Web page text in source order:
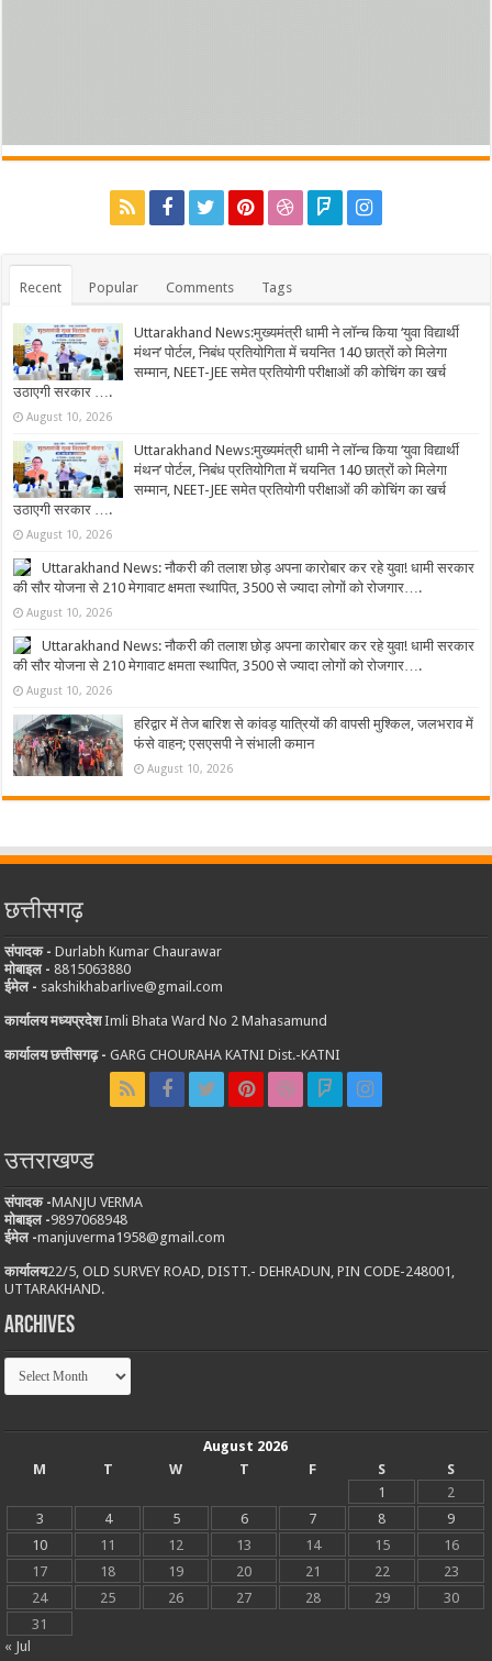
Recent Popular Comments Tags
Uttarakhand News:मुख्यमंत्री धामी ने लॉन्च किया ‘युवा विद्यार्थी
मंथन’ पोर्टल, निबंध प्रतियोगिता में चयनित 140 छात्रों को मिलेगा
सम्मान, NEET-JEE समेत प्रतियोगी परीक्षाओं की कोचिंग का खर्च
उठाएगी सरकार ….
August 10, 2026
Uttarakhand News:मुख्यमंत्री धामी ने लॉन्च किया ‘युवा विद्यार्थी
मंथन’ पोर्टल, निबंध प्रतियोगिता में चयनित 140 छात्रों को मिलेगा
सम्मान, NEET-JEE समेत प्रतियोगी परीक्षाओं की कोचिंग का खर्च
उठाएगी सरकार ….
August 10, 2026
Uttarakhand News: नौकरी की तलाश छोड़ अपना कारोबार कर रहे युवा! धामी सरकार
की सौर योजना से 210 मेगावाट क्षमता स्थापित, 3500 से ज्यादा लोगों को रोजगार….
August 10, 2026
Uttarakhand News: नौकरी की तलाश छोड़ अपना कारोबार कर रहे युवा! धामी सरकार
की सौर योजना से 210 मेगावाट क्षमता स्थापित, 3500 से ज्यादा लोगों को रोजगार….
August 10, 2026
हरिद्वार में तेज बारिश से कांवड़ यात्रियों की वापसी मुश्किल, जलभराव में
फंसे वाहन; एसएसपी ने संभाली कमान
August 10, 2026
छत्तीसगढ़
संपादक - Durlabh Kumar Chaurawar
मोबाइल - 8815063880
ईमेल - sakshikhabarlive@gmail.com
कार्यालय मध्यप्रदेशImli Bhata Ward No 2 Mahasamund
कार्यालय छत्तीसगढ़ - GARG CHOURAHA KATNI Dist.-KATNI
उत्तराखण्ड
संपादक -MANJU VERMA
मोबाइल -9897068948
ईमेल -manjuverma1958@gmail.com
कार्यालय22/5, OLD SURVEY ROAD, DISTT.- DEHRADUN, PIN CODE-248001,
UTTARAKHAND.
Archives
Archives
August 2026
M
T W T F S
S
1
2
3
4 5 6 7 8
9
10
11 12 13 14 15
16
17
18 19 20 21 22
23
24
25 26 27 28 29
30
31
« Jul